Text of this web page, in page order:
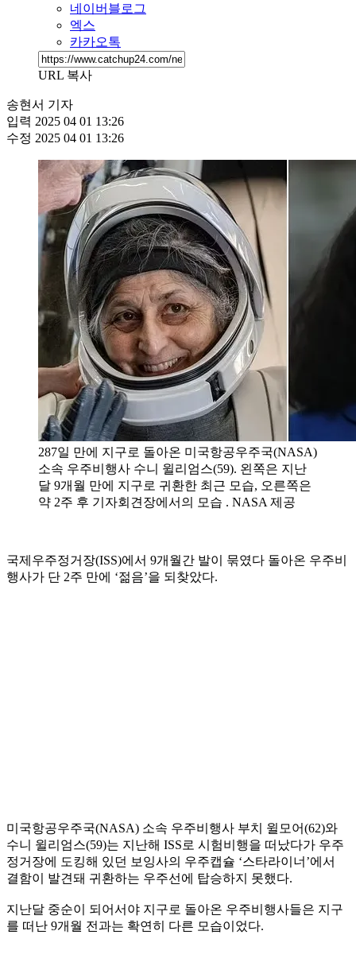
네이버블로그
엑스
카카오톡
URL 복사
송현서 기자
입력 2025 04 01 13:26
수정 2025 04 01 13:26
287일 만에 지구로 돌아온 미국항공우주국(NASA)
소속 우주비행사 수니 윌리엄스(59). 왼쪽은 지난
달 9개월 만에 지구로 귀환한 최근 모습, 오른쪽은
약 2주 후 기자회견장에서의 모습 . NASA 제공
국제우주정거장(ISS)에서 9개월간 발이 묶였다 돌아온 우주비
행사가 단 2주 만에 ‘젊음’을 되찾았다.
미국항공우주국(NASA) 소속 우주비행사 부치 윌모어(62)와
수니 윌리엄스(59)는 지난해 ISS로 시험비행을 떠났다가 우주
정거장에 도킹해 있던 보잉사의 우주캡슐 ‘스타라이너’에서
결함이 발견돼 귀환하는 우주선에 탑승하지 못했다.
지난달 중순이 되어서야 지구로 돌아온 우주비행사들은 지구
를 떠난 9개월 전과는 확연히 다른 모습이었다.